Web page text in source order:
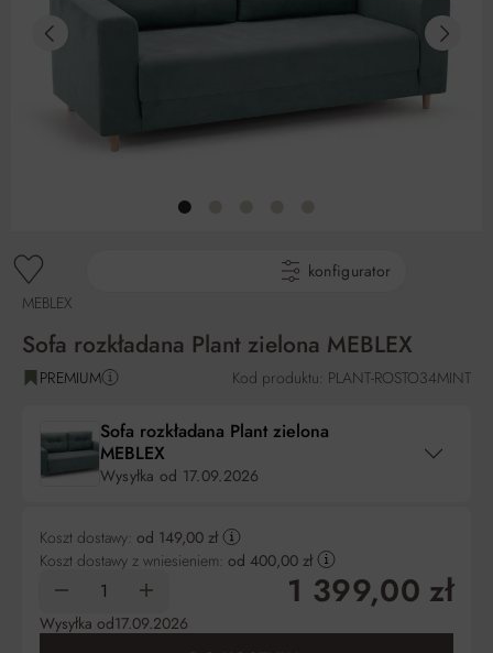
MEBLEX
konfigurator
Sofa rozkładana Plant zielona MEBLEX
PREMIUM Kod produktu: PLANT-ROSTO34MINT
Sofa rozkładana Plant zielona
MEBLEX
Wysyłka od 17.09.2026
Koszt dostawy: od 149,00 zł
Koszt dostawy z wniesieniem: od 400,00 zł
1 399,00 zł
Wysyłka od17.09.2026